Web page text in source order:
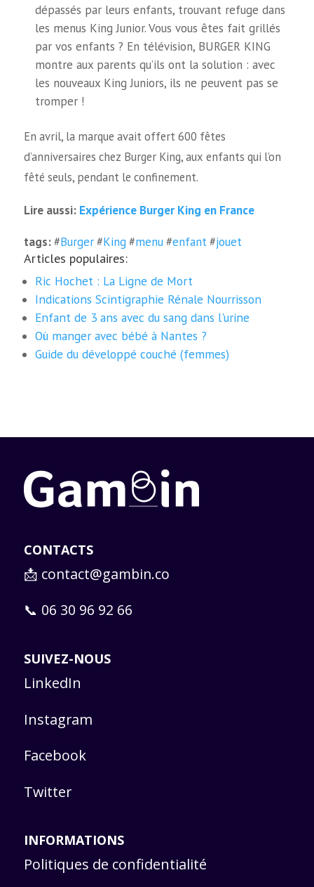
dépassés par leurs enfants, trouvant refuge dans
les menus King Junior. Vous vous êtes fait grillés
par vos enfants ? En télévision, BURGER KING
montre aux parents qu’ils ont la solution : avec
les nouveaux King Juniors, ils ne peuvent pas se
tromper !
En avril, la marque avait offert 600 fêtes
d’anniversaires chez Burger King, aux enfants qui l’on
fêté seuls, pendant le confinement.
Lire aussi: Expérience Burger King en France
tags:#Burger#King #menu#enfant#jouet
Articles populaires:
Ric Hochet : La Ligne de Mort
Indications Scintigraphie Rénale Nourrisson
Enfant de 3 ans avec du sang dans l'urine
Où manger avec bébé à Nantes ?
Guide du développé couché (femmes)
CONTACTS
📩 contact@gambin.co
📞 06 30 96 92 66
SUIVEZ-NOUS
LinkedIn
Instagram
Facebook
Twitter
INFORMATIONS
Politiques de confidentialité